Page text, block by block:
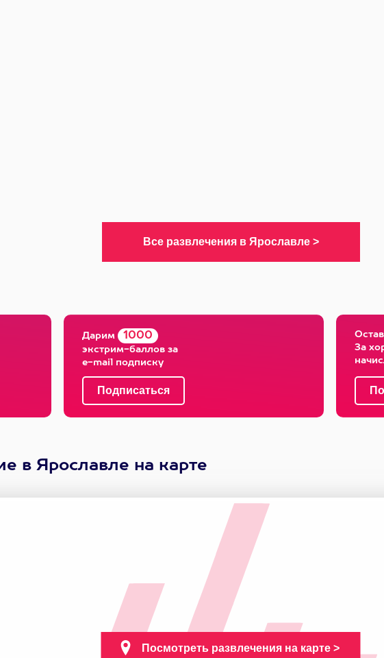
Дарим 1000
экстрим-баллов за
e-mail подписку
За
в Ярославле на карте